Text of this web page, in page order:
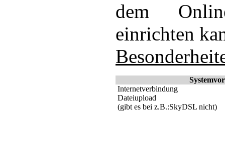
dem
einrichten
Internetverbindung
Dateiupload
(gibt es bei z.B.:SkyDSL nicht)